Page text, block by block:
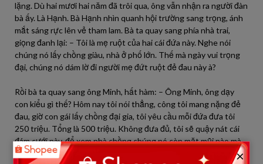
lặng. Dù hai mươi hai năm đã trôi qua, ông vẫn nhận ra người đàn
bà ấy. Là Hạnh. Bà Hạnh nhìn quanh hội trường sang trọng, ánh
mắt sáng rực lên vẻ tham lam. Bà ta quay sang phía nhà trai,
giọng đanh lại: – Tôi là mẹ ruột của hai cái đứa này. Nghe nói
chúng nó lấy chồng giàu, nhà ở phố lớn. Thế mà ngày vui trọng
đại, chúng nó dám lờ đi người mẹ đứt ruột đẻ đau này à?
Rồi bà ta quay sang ông Minh, hất hàm: – Ông Minh, ông dạy
con kiểu gì thế? Hôm nay tôi nói thẳng, công tôi mang nặng đẻ
đau, giờ con gái lấy chồng đại gia, tôi yêu cầu mỗi đứa đưa tôi
250 triệu. Tổng là 500 triệu. Không đưa đủ, tôi sẽ quậy nát cái
đám cưới này, để xem nhà chồng chúng nó còn mặt mũi nào mà
nhìn thiên hạ!
×